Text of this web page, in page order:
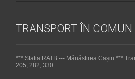
TRANSPORT ÎN COMUN
*** Stația RATB --- Mănăstirea Cașin ***
205, 282, 330